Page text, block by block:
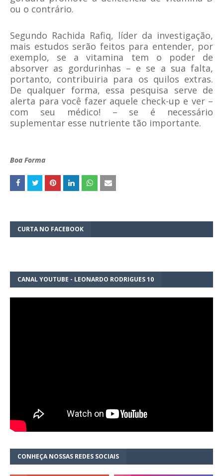
ou o contrário.
Segundo Rachida Rafiq, líder da investigação,
mais estudos serão feitos para entender, por
exemplo, se a vitamina tem o poder de
absorver as gordurinhas – e se a sua falta,
portanto, contribuiria para os quilos extras.
De qualquer forma, essa pesquisa serve de
alerta para você fazer aquele check-up e ver –
com seu médico! – se é necessário
suplementar esse nutriente tão importante.
Boa Forma
CURTA NO FACEBOOK
CANAL YOUTUBE - LEONARDO RODRIGUES 10
CONHEÇA NOSSAS REDES SOCIAIS